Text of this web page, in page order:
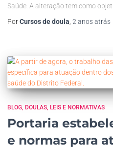
Saúde. A alteração tem como
PorCursos de doula, 2 anosatrás
BLOG DOULAS LEIS E NORMATIVAS
Portaria
e normas para